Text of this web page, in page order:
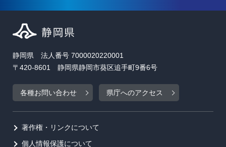
静岡県 法人番号 7000020220001
〒420-8601 静岡県静岡市葵区追手町9番6号
各種お問い合わせ 県庁へのアクセス
著作権・リンクについて
個人情報保護について